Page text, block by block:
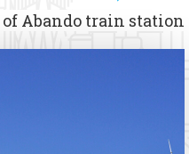
of Abando train station